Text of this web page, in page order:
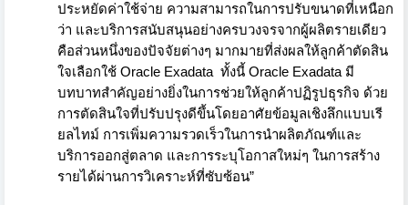
ประหยัดค่าใช้จ่าย ความสามารถในการปรับขนาดที่เหนือก
ว่า และบริการสนับสนุนอย่างครบวงจรจากผู้ผลิตรายเดียว
คือส่วนหนึ่งของปัจจัยต่างๆ มากมายที่ส่งผลให้ลูกค้าตัดสิน
ใจเลือกใช้ Oracle Exadata ทั้งนี้ Oracle Exadata มี
บทบาทสำคัญอย่างยิ่งในการช่วยให้ลูกค้าปฏิรูปธุรกิจ ด้วย
การตัดสินใจที่ปรับปรุงดีขึ้นโดยอาศัยข้อมูลเชิงลึกแบบเรี
ยลไทม์ การเพิ่มความรวดเร็วในการนำผลิตภัณฑ์และ
บริการออกสู่ตลาด และการระบุโอกาสใหม่ๆ ในการสร้าง
รายได้ผ่านการวิเคราะห์ที่ซับซ้อน”